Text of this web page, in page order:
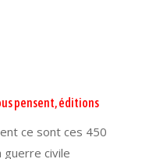
pensent, éditions
ce sont ces 450
guerre civile